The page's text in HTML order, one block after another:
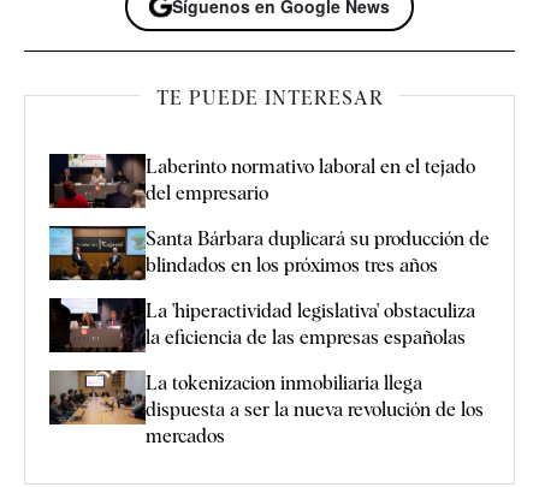
Síguenos en Google News
TE PUEDE INTERESAR
Laberinto normativo laboral en el tejado
del empresario
Santa Bárbara duplicará su producción de
blindados en los próximos tres años
La 'hiperactividad legislativa' obstaculiza
la eficiencia de las empresas españolas
La tokenizacion inmobiliaria llega
dispuesta a ser la nueva revolución de los
mercados